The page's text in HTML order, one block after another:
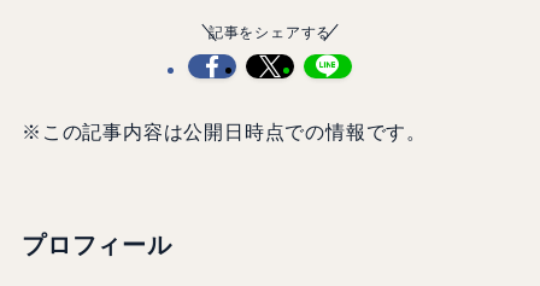
記事をシェアする
※この記事内容は公開日時点での情報です。
プロフィール